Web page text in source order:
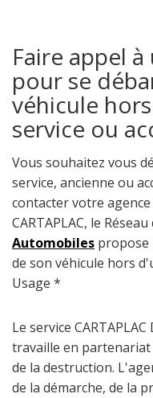
Faire appel
pour se
véhicule
service ou
Vous souhaitez vous
service, ancienne ou
contacter votre agence
CARTAPLAC, le
Automobiles propose
de son véhicule hors
Usage *
Le service
travaille en partenariat
de la destruction.
de la démarche, de la